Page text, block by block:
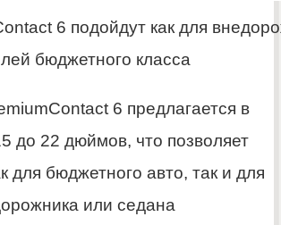
6 подойдут как для
бюджетного класса
6 предлагается в
до 22 дюймов, что позволяет
для бюджетного авто, так и для
или седана